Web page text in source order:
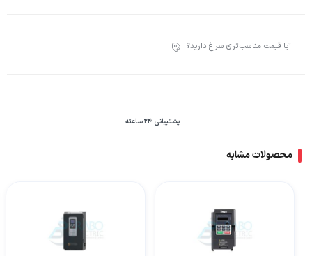
آیا قیمت مناسب‌تری سراغ دارید؟
پشتیبانی 24 ساعته
محصولات مشابه